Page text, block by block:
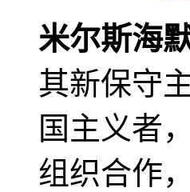
米尔斯海
其新保守
国主义者
组织合作